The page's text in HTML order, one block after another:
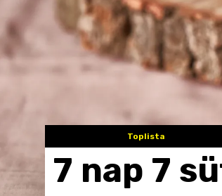
Toplista
7 nap 7